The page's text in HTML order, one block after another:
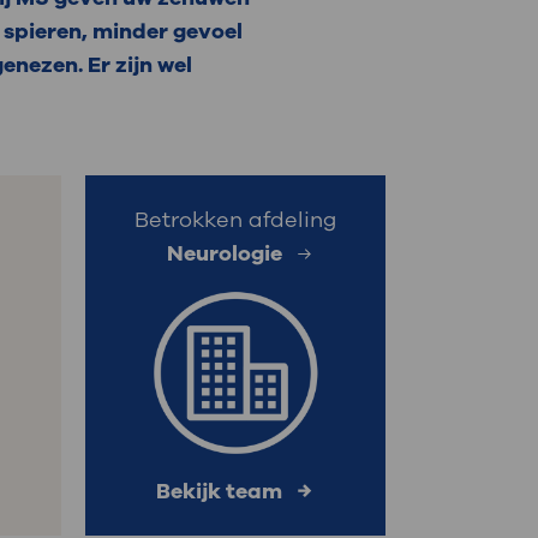
: naar uw dossier
minder gevoel
Er zijn wel
Betrokken afdeling
Neurologie
Bekijk team